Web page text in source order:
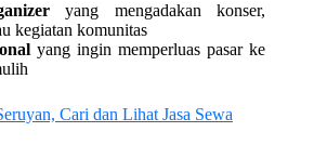
yang mengadakan konser,
kegiatan komunitas
yang ingin memperluas pasar ke
Cari dan Lihat Jasa Sewa